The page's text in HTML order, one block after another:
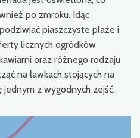
po zmroku. Idąc
piaszczyste plaże i
licznych ogródków
oraz różnego rodzaju
na ławkach stojących na
jednym z wygodnych zejść.